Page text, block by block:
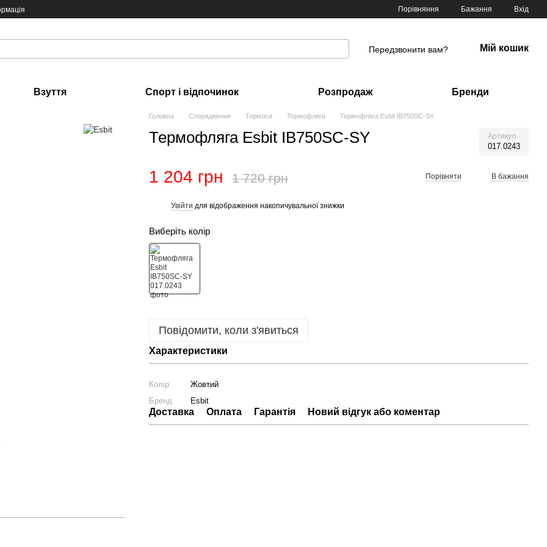
Порівняння Бажання Вхід
Передзвонити вам? Мій кошик
Взуття Спорт і відпочинок Розпродаж Бренди
Головна Спорядження Термоси Термофляги Термофляга Esbit IB750SC-SY
Термофляга Esbit IB750SC-SY Артикул
017.0243
1 204 грн 1 720 грн Порівняти В бажання
Увійти для відображення накопичувальної знижки
Виберіть колір
Повідомити, коли з'явиться
Характеристики
Колір
Жовтий
Бренд
Esbit
Доставка Оплата Гарантія Новий відгук або коментар